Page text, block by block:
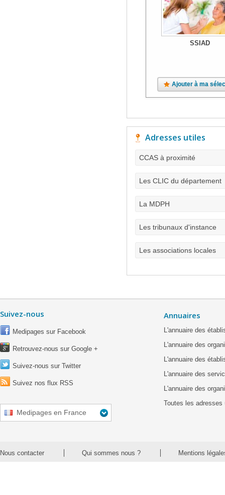
SSIAD
Ajouter à ma
Adresses utiles
CCAS à proximité
Les CLIC du département
La MDPH
Les tribunaux d'instance
Les associations locales
Suivez-nous
Medipages sur Facebook
Retrouvez-nous sur Google +
Suivez-nous sur Twitter
Suivez nos flux RSS
Medipages en France
Annuaires
L'annuaire des
L'annuaire des
L'annuaire des
L'annuaire des
L'annuaire des
Toutes les adresses
Nous contacter Qui sommes nous ? Mentions